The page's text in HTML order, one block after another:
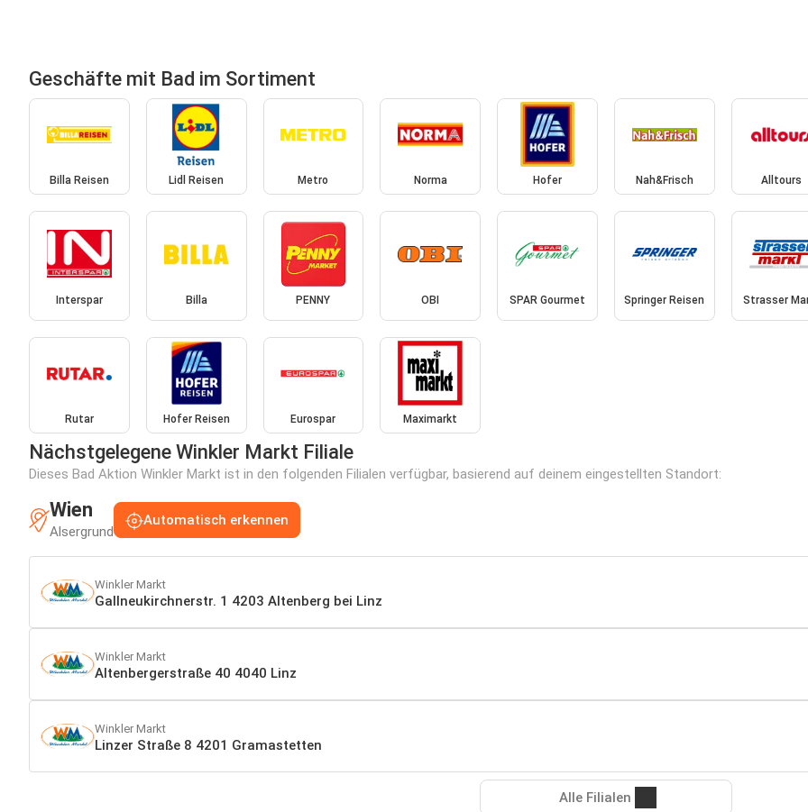
Geschäfte mit Bad im Sortiment
Billa Reisen Lidl Reisen Metro Norma Hofer Nah&Frisch Alltours
Interspar Billa PENNY OBI SPAR Gourmet Springer Reisen Strasser
Rutar Hofer Reisen Eurospar Maximarkt
Nächstgelegene Winkler Markt Filiale
Dieses Bad Aktion Winkler Markt ist in den folgenden Filialen verfügbar, basierend auf deinem eingestellten Standort:
Wien
Alsergrund
Automatisch erkennen
Winkler Markt
Gallneukirchnerstr. 1 4203 Altenberg bei Linz
Winkler Markt
Altenbergerstraße 40 4040 Linz
Winkler Markt
Linzer Straße 8 4201 Gramastetten
Alle Filialen